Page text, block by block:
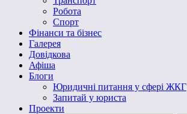
Робота
Спорт
Фінанси та бізнес
Галерея
Довідкова
Афіша
Блоги
Юридичні питання у сфері ЖКГ
Запитай у юриста
Проекти